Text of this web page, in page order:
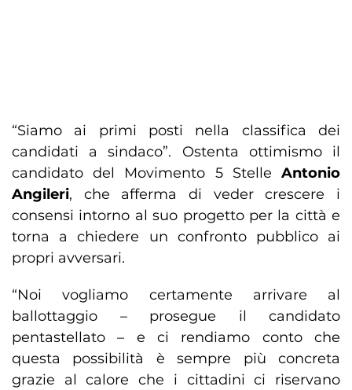
“Siamo ai primi posti nella classifica dei
candidati a sindaco”. Ostenta ottimismo il
candidato del Movimento 5 Stelle Antonio
Angileri, che afferma di veder crescere i
consensi intorno al suo progetto per la città e
torna a chiedere un confronto pubblico ai
propri avversari.
“Noi vogliamo certamente arrivare al
ballottaggio – prosegue il candidato
pentastellato – e ci rendiamo conto che
questa possibilità è sempre più concreta
grazie al calore che i cittadini ci riservano